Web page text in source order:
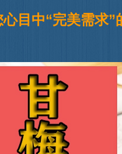
心目中“完美需求